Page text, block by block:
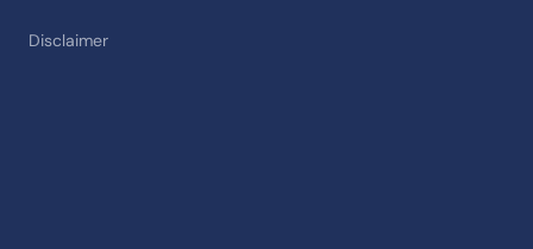
Disclaimer